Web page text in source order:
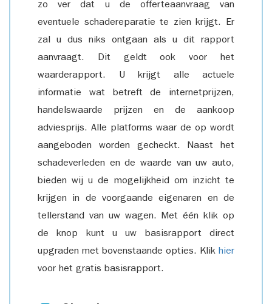
zo ver dat u de offerteaanvraag van
eventuele schadereparatie te zien krijgt. Er
zal u dus niks ontgaan als u dit rapport
aanvraagt. Dit geldt ook voor het
waarderapport. U krijgt alle actuele
informatie wat betreft de internetprijzen,
handelswaarde prijzen en de aankoop
adviesprijs. Alle platforms waar de op wordt
aangeboden worden gecheckt. Naast het
schadeverleden en de waarde van uw auto,
bieden wij u de mogelijkheid om inzicht te
krijgen in de voorgaande eigenaren en de
tellerstand van uw wagen. Met één klik op
de knop kunt u uw basisrapport direct
upgraden met bovenstaande opties. Klik hier
voor het gratis basisrapport.